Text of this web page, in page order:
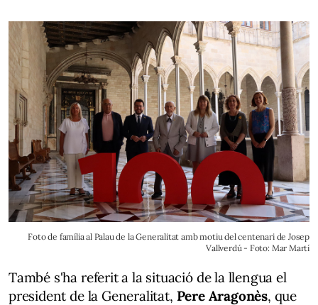
Foto de família al Palau de la Generalitat amb motiu del centenari de Josep
Vallverdú - Foto: Mar Martí
També s'ha referit a la situació de la llengua el
president de la Generalitat, Pere Aragonès, que